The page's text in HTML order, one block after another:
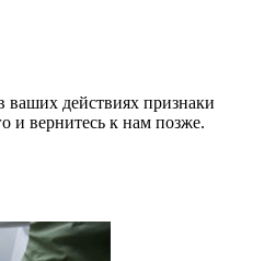
действиях признаки
и вернитесь к нам позже.